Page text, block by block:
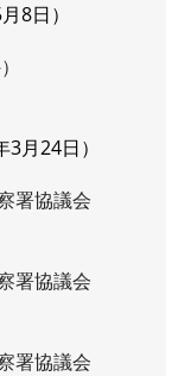
8日
3月24日
署協議会
署協議会
署協議会